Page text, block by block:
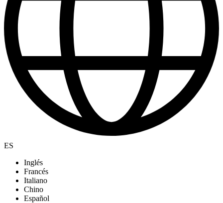
ES
Inglés
Francés
Italiano
Chino
Español